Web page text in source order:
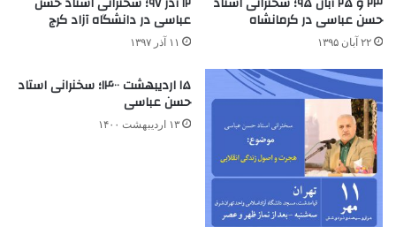
حسن عباسی در کرمانشاه
۲۲ آبان ۱۳۹۵
عباسی در دانشگاه آزاد کرج
۱۱ آذر ۱۳۹۷
۱۵ اردیبهشت ۱۴۰۰؛ سخنرانی استاد
حسن عباسی
۱۳ اردیبهشت ۱۴۰۰